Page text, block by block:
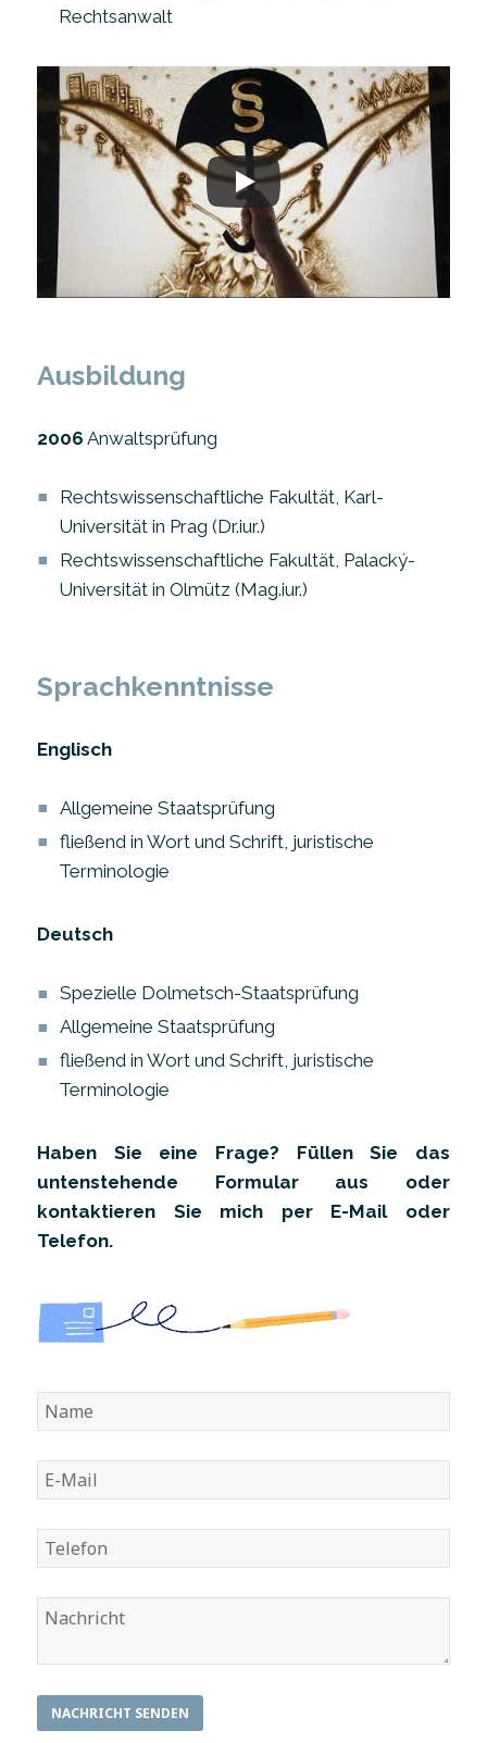
Rechtsanwalt
Ausbildung
2006 Anwaltsprüfung
Rechtswissenschaftliche Fakultät, Karl-
Universität in Prag (Dr.iur.)
Rechtswissenschaftliche Fakultät, Palacký-
Universität in Olmütz (Mag.iur.)
Sprachkenntnisse
Englisch
Allgemeine Staatsprüfung
fließend in Wort und Schrift, juristische
Terminologie
Deutsch
Spezielle Dolmetsch-Staatsprüfung
Allgemeine Staatsprüfung
fließend in Wort und Schrift, juristische
Terminologie
Haben Sie eine Frage? Füllen Sie das
untenstehende Formular aus oder
kontaktieren Sie mich per E-Mail oder
Telefon.
NACHRICHT SENDEN